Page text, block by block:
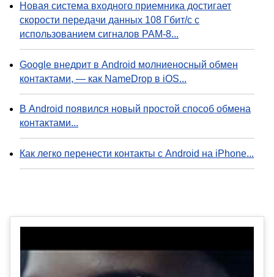
Новая система входного приемника достигает
скорости передачи данных 108 Гбит/с с
использованием сигналов PAM-8...
Google внедрит в Android молниеносный обмен
контактами, — как NameDrop в iOS...
В Android появился новый простой способ обмена
контактами...
Как легко перенести контакты с Android на iPhone...